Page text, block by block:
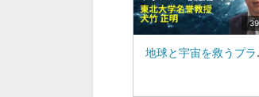
地球と宇